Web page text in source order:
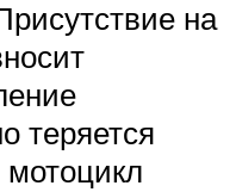
на
теряется